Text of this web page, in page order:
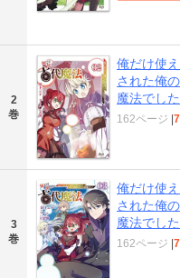
2
巻
俺だけ使
された俺
魔法でし
162ページ |
3
巻
俺だけ使
された俺
魔法でし
162ページ |